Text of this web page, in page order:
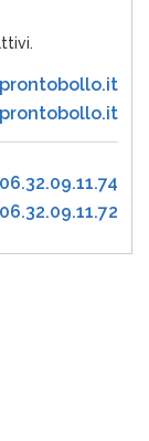
06.32.09.11.74
06.32.09.11.72